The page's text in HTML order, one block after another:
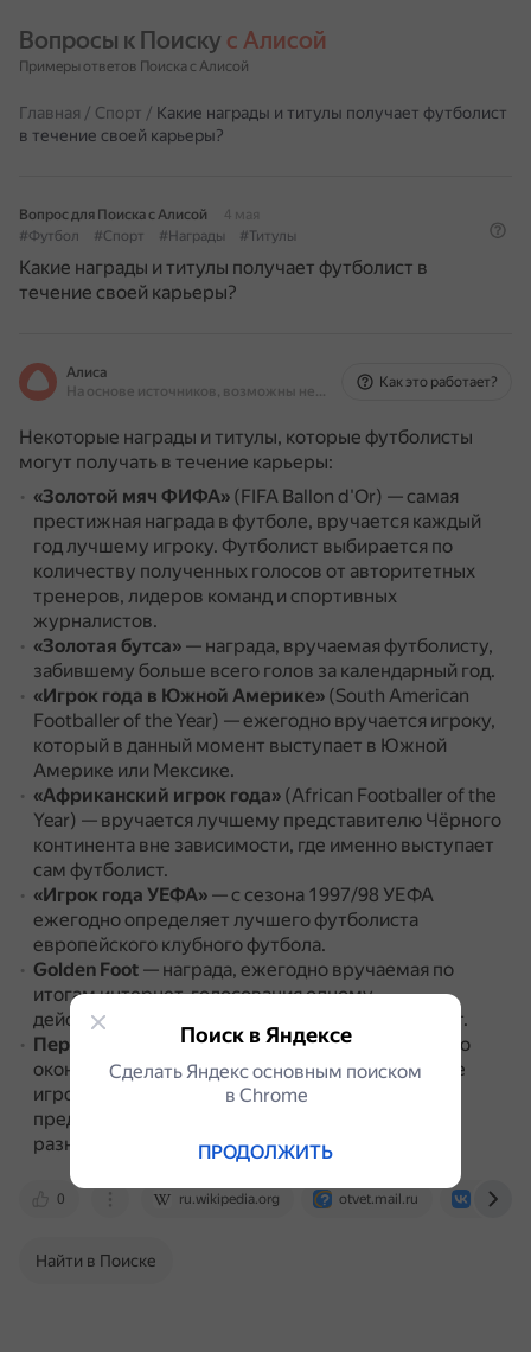
Вопросы к Поиску с Алисой
Примеры ответов Поиска с Алисой
Главная / Спорт / Какие награды и титулы получает футболист
в течение своей карьеры?
Вопрос для Поиска с Алисой
4 мая
#Футбол
#Спорт #Награды #Титулы
Какие награды и титулы получает футболист в
течение своей карьеры?
Алиса
На основе источников, возможны неточности
Как это работает?
Некоторые награды и титулы, которые футболисты
могут получать в течение карьеры:
«Золотой мяч ФИФА» (FIFA Ballon d'Or) — самая
престижная награда в футболе, вручается каждый
год лучшему игроку. Футболист выбирается по
количеству полученных голосов от авторитетных
тренеров, лидеров команд и спортивных
журналистов.
«Золотая бутса» — награда, вручаемая футболисту,
забившему больше всего голов за календарный год.
«Игрок года в Южной Америке» (South American
Footballer of the Year) — ежегодно вручается игроку,
который в данный момент выступает в Южной
Америке или Мексике.
«Африканский игрок года» (African Footballer of the
Year) — вручается лучшему представителю Чёрного
континента вне зависимости, где именно выступает
сам футболист.
«Игрок года УЕФА» — с сезона 1997/98 УЕФА
ежегодно определяет лучшего футболиста
европейского клубного футбола.
Golden Foot — награда, ежегодно вручаемая по
итогам интернет-голосования одному
действующему игроку в возрасте старше 29 лет.
Персональные награды чемпионатов мира
— по
окончании каждого чемпионата мира некоторые
игроки и сборные отдельно отмечаются
представителями ФИФА и прессы и получают
разного рода награды.
0 ru.wikipedia.org otvet.mail.ru vk.com
Найти в Поиске
Поиск в Яндексе
Сделать Яндекс основным поиском
в Сhrome
ПРОДОЛЖИТЬ